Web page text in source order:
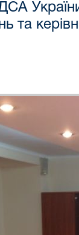
ДСА
та